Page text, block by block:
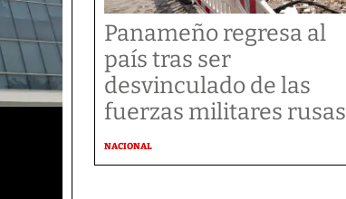
Panameño regresa al
país tras ser
desvinculado de las
fuerzas militares rusas
NACIONAL